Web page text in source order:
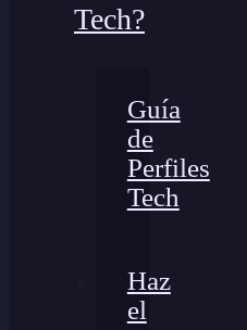
Tech?
Guía
de
Perfiles
Tech
Haz
el